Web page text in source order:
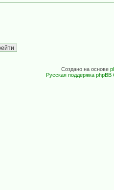
Создано на основе
Русская поддержка phpBB